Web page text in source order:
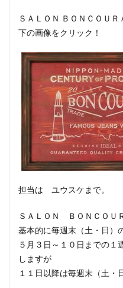
ＳＡＬＯＮ ＢＯＮＣＯＵ
下の画像をクリック！
担当は ユウスケまで。
ＳＡＬＯＮ ＢＯＮＣＯ
基本的に毎週末（土・日）
５月３日～１０日までの１
しますが
１１日以降は毎週末（土・